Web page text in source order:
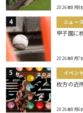
2026年8月8
ニュース
甲子園に
2026年8月7
イベント
枚方の近
2026年8月6